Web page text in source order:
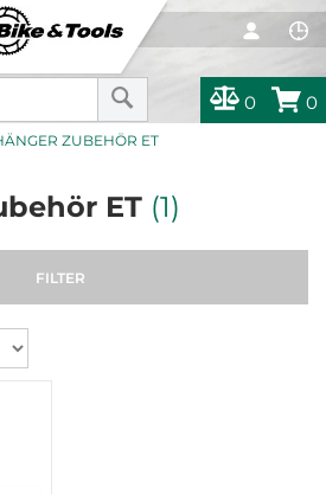
0 0
ZUBEHÖR ET
ET (1)
FILTER